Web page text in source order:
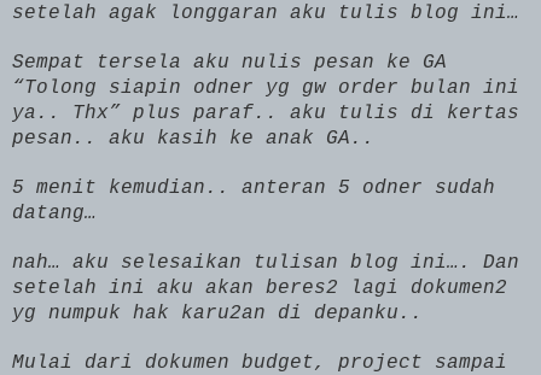
setelah agak longgaran aku tulis blog ini…
Sempat tersela aku nulis pesan ke GA
“Tolong siapin odner yg gw order bulan ini
ya.. Thx” plus paraf.. aku tulis di kertas
pesan.. aku kasih ke anak GA..
5 menit kemudian.. anteran 5 odner sudah
datang…
nah… aku selesaikan tulisan blog ini…. Dan
setelah ini aku akan beres2 lagi dokumen2
yg numpuk hak karu2an di depanku..
Mulai dari dokumen budget, project sampai